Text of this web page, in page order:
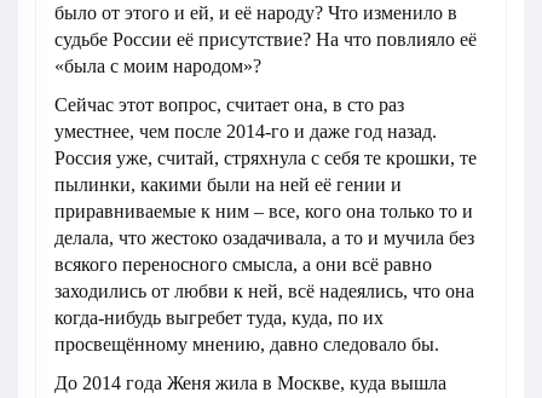
было от этого и ей, и её народу? Что изменило в
судьбе России её присутствие? На что повлияло её
«была с моим народом»?
Сейчас этот вопрос, считает она, в сто раз
уместнее, чем после 2014-го и даже год назад.
Россия уже, считай, стряхнула с себя те крошки, те
пылинки, какими были на ней её гении и
приравниваемые к ним – все, кого она только то и
делала, что жестоко озадачивала, а то и мучила без
всякого переносного смысла, а они всё равно
заходились от любви к ней, всё надеялись, что она
когда-нибудь выгребет туда, куда, по их
просвещённому мнению, давно следовало бы.
До 2014 года Женя жила в Москве, куда вышла